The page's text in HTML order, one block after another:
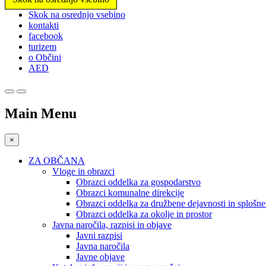
Prosimo,
upoštevajte:
spletno
mesto
vključuje
sistem
Pritisnite
F11,
prilagodite
spletno
slabovidnim,
Skok na osrednjo vsebino
kontakti
facebook
turizem
o Občini
AED
Main Menu
×
ZA OBČANA
Vloge in obrazci
Obrazci oddelka za gospodarstvo
Obrazci komunalne direkcije
Obrazci oddelka za družbene dejavnosti in
Obrazci oddelka za okolje in prostor
Javna naročila, razpisi in objave
Javni razpisi
Javna naročila
Javne objave